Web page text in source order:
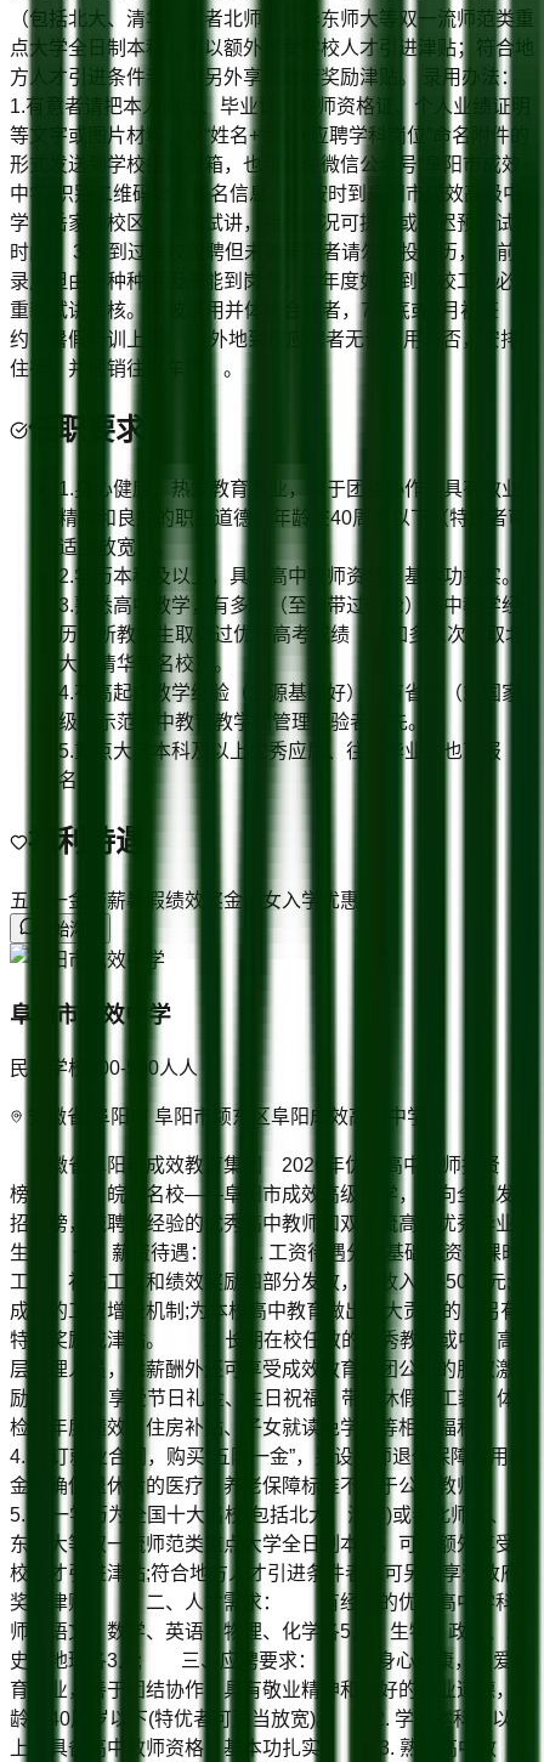
（包括北大、清华）或者北师大、华东师大等双一流师范类重
点大学全日制本科，可以额外享受学校人才引进津贴；符合地
方人才引进条件者，可另外享受政府奖励津贴。 录用办法：
1.有意者请把本人简历、毕业证、教师资格证、个人业绩证明
等文字或图片材料，以“姓名+专业+应聘学科岗位”命名附件的
形式发送到学校招聘邮箱，也可关注微信公众号“阜阳市成效
中学”识别二维码填写报名信息。 2.按时到阜阳市成效高级中
学（岳家湖校区）参加试讲，特殊情况可提前或推迟预约试讲
时间。 3.曾到过我校应聘但未被录用者请勿再投简历，以前
录用但由于种种原因未能到岗者，本年度如想到我校工作必须
重新试讲考核。 4.被录用并体检合格者，7月底或8月初签
约，暑假培训上岗。 （外地到校应聘者无论录用与否，安排
住宿，并报销往返车费）。
任职要求
1.身心健康，热爱教育事业，善于团结协作，具有敬业
精神和良好的职业道德，年龄在40周岁以下（特优者可
适当放宽）。
2.学历本科及以上，具备高中教师资格，基本功扎实。
3.熟悉高中教学，有多年（至少带过一轮）高中教学经
历，所教学生取得过优异高考成绩（比如多人次考取北
大、清华等名校）。
4.有高起点教学经验（生源基础好），有省级（或国家
级）示范高中教育教学和管理经验者优先。
5.重点大学本科及以上优秀应届、往届毕业生也可报
名。
福利待遇
五险一金 带薪暑假绩效奖金 子女入学优惠
开始沟通
阜阳市成效中学
民办学校 300-500人 人
安徽省/阜阳市 阜阳市颍东区阜阳成效高级中学
安徽省阜阳市成效教育集团 2026年优秀高中教师招贤
榜 皖北名校——阜阳市成效高级中学，面向全国发布
招贤榜，诚聘有经验的优秀高中教师和双一流高校优秀毕业
生! 一、薪资待遇： 1. 工资待遇分为基础工资、课时
工资、补贴工资和绩效奖励四部分发放，年收入20-50万元;有
成熟的工资增长机制;为本校高中教育做出重大贡献的，另有
特别奖励或津贴。 2. 长期在校任教的优秀教师或中、高
层管理人员，除薪酬外还可享受成效教育集团公司的股权激
励。 3. 享受节日礼金、生日祝福、带薪休假、工装、体
检、年度绩效、住房补贴、子女就读免学费等相关福利。
4. 签订就业合同，购买“五险一金”，另设教师退休保障专用基
金，确保退休后的医疗、养老保障标准不低于公立教师。
5. 第一学历为全国十大名校(包括北大、清华)或者北师大、华
东师大等双一流师范类重点大学全日制本科，可以额外享受学
校人才引进津贴;符合地方人才引进条件者，可另外享受政府
奖励津贴。 二、人才需求： 有经验的优秀高中学科教
师：语文、数学、英语、物理、化学各5人，生物、政治、历
史、地理各3人; 三、应聘要求： 1. 身心健康，热爱教
育事业，善于团结协作，具有敬业精神和良好的职业道德，年
龄在40周岁以下(特优者可适当放宽)。 2. 学历本科及以
上，具备高中教师资格，基本功扎实。 3. 熟悉高中教